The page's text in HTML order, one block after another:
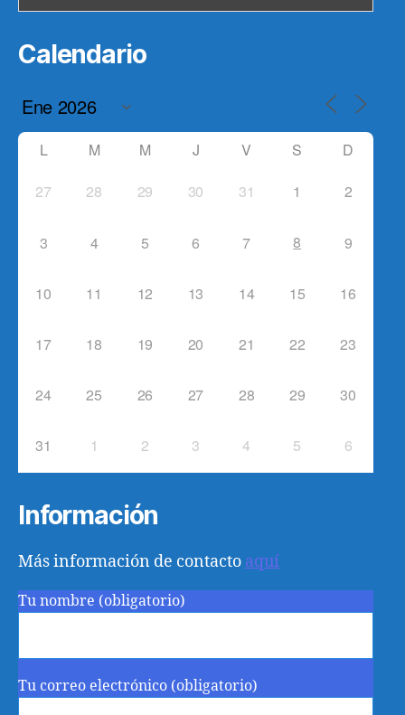
Calendario
L M M J V S D
27 28 29 30 31 1 2
3 4 5 6 7 8 9
10 11 12 13 14 15 16
17 18 19 20 21 22 23
24 25 26 27 28 29 30
31 1 2 3 4 5 6
Información
Más información de contacto aquí
Tu nombre (obligatorio)
Tu correo electrónico (obligatorio)